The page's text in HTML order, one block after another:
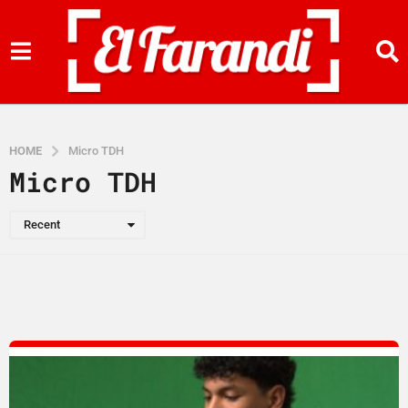
HOME Micro TDH
Micro TDH
Recent